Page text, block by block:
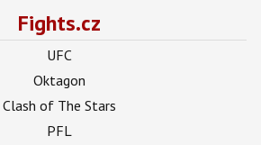
Fights.cz
UFC
Oktagon
Clash of The Stars
PFL